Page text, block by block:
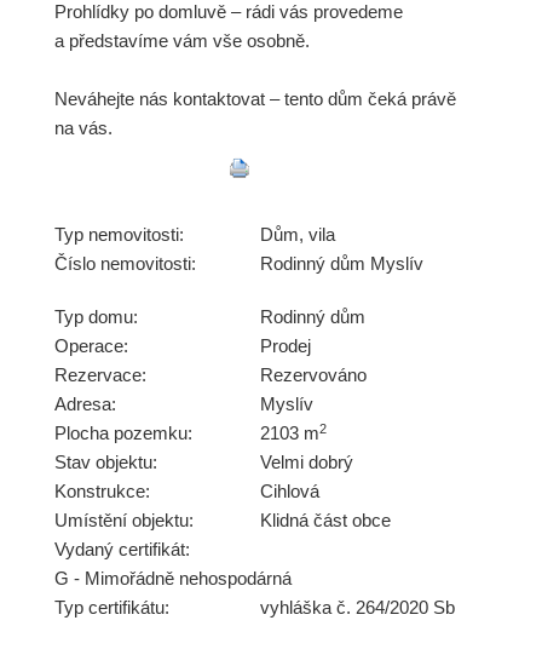
Prohlídky po domluvě – rádi vás provedeme
a představíme vám vše osobně.
Neváhejte nás kontaktovat – tento dům čeká právě
na vás.
Typ nemovitosti:
Dům, vila
Číslo nemovitosti:
Rodinný dům Myslív
Typ domu:
Rodinný dům
Operace:
Prodej
Rezervace:
Rezervováno
Adresa:
Myslív
Plocha pozemku:
2103 m2
Stav objektu:
Velmi dobrý
Konstrukce:
Cihlová
Umístění objektu:
Klidná část obce
Vydaný certifikát:
G - Mimořádně nehospodárná
Typ certifikátu:
vyhláška č. 264/2020 Sb